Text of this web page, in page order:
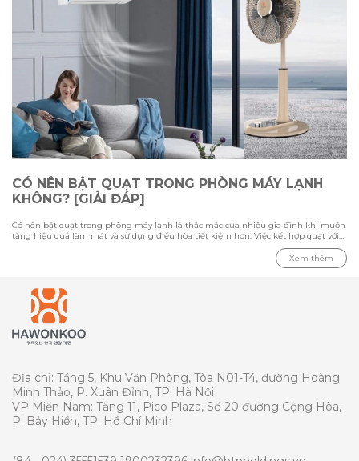
CÓ NÊN BẬT QUẠT TRONG PHÒNG MÁY LẠNH
KHÔNG? [GIẢI ĐÁP]
Có nên bật quạt trong phòng máy lạnh là thắc mắc của nhiều gia đình khi muốn
tăng hiệu quả làm mát và sử dụng điều hòa tiết kiệm hơn. Việc kết hợp quạt với
máy lạnh có thể giúp luồng khí lạnh phân bổ đều hơn, nhưng cần sử dụng đúng
cách để tránh gây cảm giác khó chịu. Trong bài viết này cùng Hawonkoo tìm hiểu
ưu nhược điểm khi bật quạt cùng điều hòa, loại quạt phù hợp cho phòng máy
Xem thêm
Địa chỉ: Tầng 5, Khu Văn Phòng, Tòa N01-T4, đường Hoàng
Minh Thảo, P. Xuân Đỉnh, TP. Hà Nội
VP Miền Nam: Tầng 11, Pico Plaza, Số 20 đường Cộng Hòa,
P. Bảy Hiền, TP. Hồ Chí Minh